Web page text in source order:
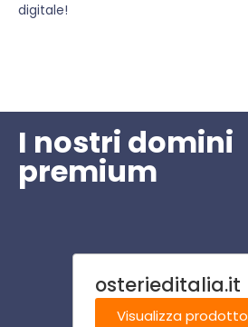
digitale!
I nostri domini
premium
osterieditalia.it
Visualizza prodotto